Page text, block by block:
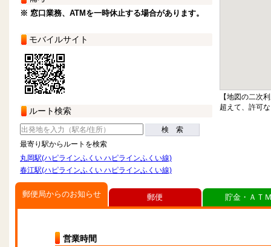
※ 窓口業務、ATMを一時休止する場合があります。
モバイルサイト
ルート検索
検 索
最寄り駅からルートを検索
丸岡駅(ハピラインふくい ハピラインふくい線)
春江駅(ハピラインふくい ハピラインふくい線)
【地図の二次
超えて、許可
郵便局からのお知らせ
営業時間
郵便 貯金・ＡＴ